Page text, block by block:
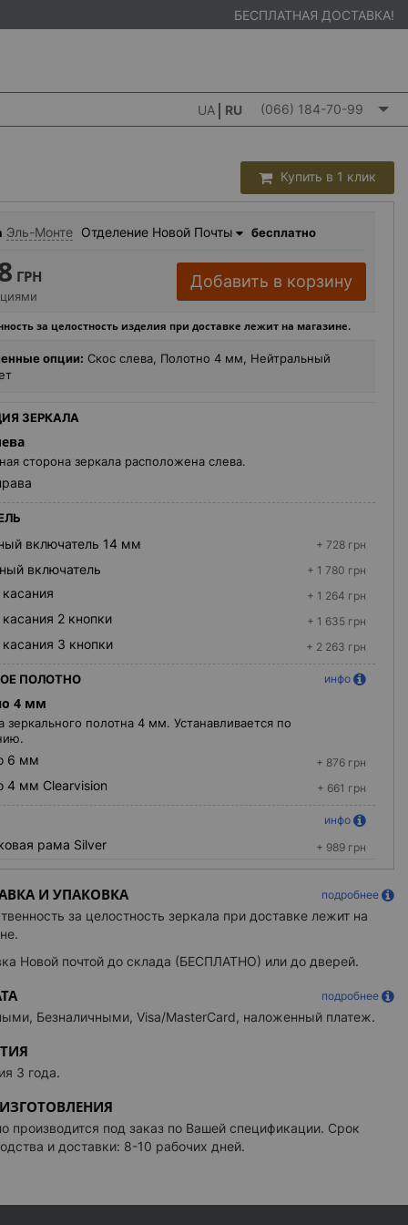
БЕСПЛАТНАЯ ДОСТАВКА!
UA RU (066) 184-70-99
Купить в 1 клик
Эль-Монте Отделение Новой Почты бесплатно
ГРН Добавить в корзину
за целостность изделия при доставке лежит на магазине.
опции: Скос слева, Полотно 4 мм, Нейтральный
ЗЕРКАЛА
сторона зеркала расположена слева.
включатель 14 мм + 728 грн
включатель + 1 780 грн
+ 1 264 грн
2 кнопки + 1 635 грн
3 кнопки + 2 263 грн
ПОЛОТНО инфо
4 мм
зеркального полотна 4 мм. Устанавливается по
6 мм + 876 грн
4 мм Clearvision + 661 грн
инфо
рама Silver + 989 грн
рама Black + 989 грн
ЗЕРКАЛА инфо
250x300 мм
570х250 мм + 2 043 грн
ЗЕРКАЛО С УВЕЛИЧЕНИЕМ
зеркало 3X + 882 грн
зеркало 3X с подсветкой
на кронштейне :
модель
И УПАКОВКА подробнее
за целостность зеркала при доставке лежит на
Новой почтой до склада (БЕСПЛАТНО) или до дверей.
подробнее
Безналичными, Visa/MasterCard, наложенный платеж.
3 года.
производится под заказ по Вашей спецификации. Срок
и доставки: 8-10 рабочих дней.